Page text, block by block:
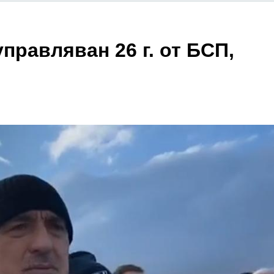
26 г. от БСП,